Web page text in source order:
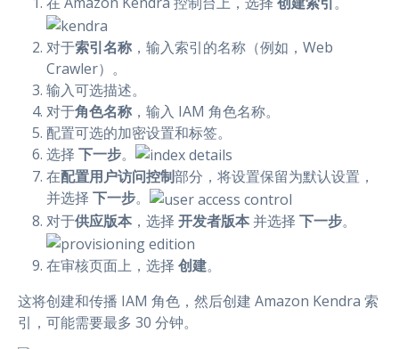
对于索引名称 ，输入索引的名称（例如，Web
Crawler）。
输入可选描述。
对于角色名称 ，输入 IAM 角色名称。
配置可选的加密设置和标签。
选择 下一步。
在配置用户访问控制部分，将设置保留为默认设置，
并选择 下一步。
对于供应版本 ，选择 开发者版本 并选择 下一步。
在审核页面上，选择 创建。
这将创建和传播 IAM 角色，然后创建 Amazon Kendra 索
引，可能需要最多 30 分钟。